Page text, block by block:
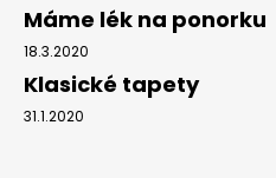
Máme lék na ponorku
18.3.2020
Klasické tapety
31.1.2020